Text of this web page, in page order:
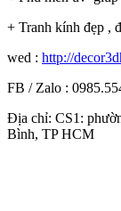
+ Tranh kính đẹp ,
wed : http://
FB / Zalo :
Địa chỉ: CS1:
Bình, TP HCM